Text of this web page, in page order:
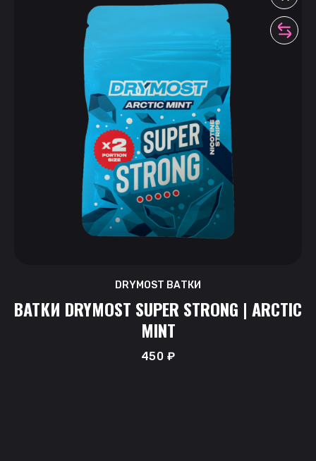
DRYMOST ВАТКИ
ВАТКИ DRYMOST SUPER STRONG | ARCTIC
MINT
450 ₽